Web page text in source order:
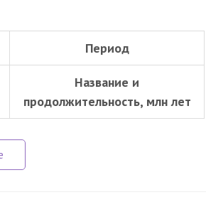
Период
Название и
продолжительность, млн лет